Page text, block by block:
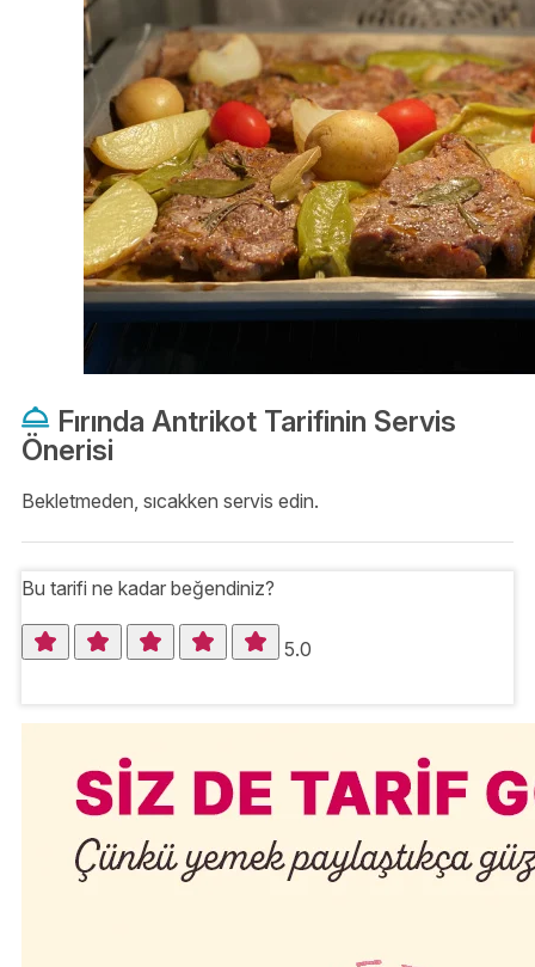
Fırında Antrikot Tarifinin Servis
Önerisi
Bekletmeden, sıcakken servis edin.
Bu tarifi ne kadar beğendiniz?
5.0